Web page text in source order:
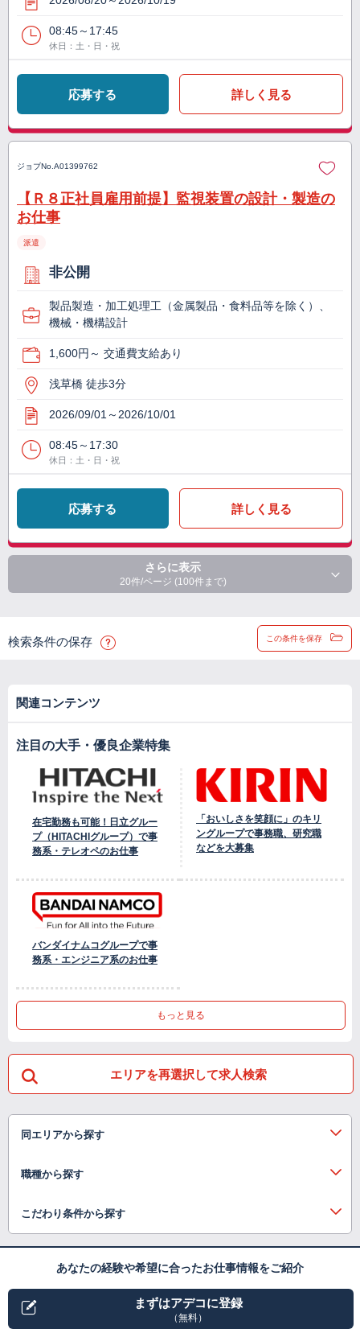
08:45～17:45
休日：土・日・祝
応募する 詳しく見る
ジョブNo. A01399762
【Ｒ８正社員雇用前提】監視装置の設計・製造の
お仕事
派遣
非公開
製品製造・加工処理工（金属製品・食料品等を除く）、
機械・機構設計
1,600円～ 交通費支給あり
浅草橋 徒歩3分
2026/09/01～2026/10/01
08:45～17:30
休日：土・日・祝
応募する 詳しく見る
さらに表示
20件/ページ (100件まで)
検索条件の保存 この条件を保存
関連コンテンツ
注目の大手・優良企業特集
在宅勤務も可能！日立グルー
プ（HITACHIグループ）で事
務系・テレオペのお仕事
「おいしさを笑顔に」のキリ
ングループで事務職、研究職
などを大募集
バンダイナムコグループで事
務系・エンジニア系のお仕事
もっと見る
エリアを再選択して求人検索
同エリアから探す
職種から探す
こだわり条件から探す
あなたの経験や希望に合ったお仕事情報をご紹介
まずはアデコに登録
（無料）